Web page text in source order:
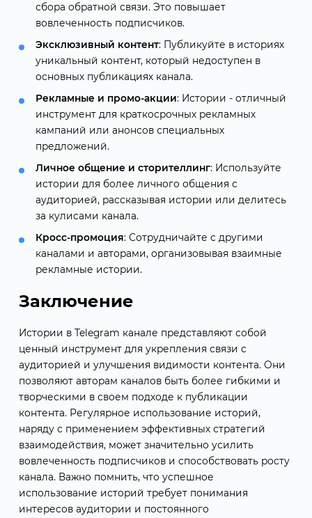
сбора обратной связи. Это повышает
вовлеченность подписчиков.
Эксклюзивный контент: Публикуйте в историях
уникальный контент, который недоступен в
основных публикациях канала.
Рекламные и промо-акции: Истории - отличный
инструмент для краткосрочных рекламных
кампаний или анонсов специальных
предложений.
Личное общение и сторителлинг: Используйте
истории для более личного общения с
аудиторией, рассказывая истории или делитесь
за кулисами канала.
Кросс-промоция: Сотрудничайте с другими
каналами и авторами, организовывая взаимные
рекламные истории.
Заключение
Истории в Telegram канале представляют собой
ценный инструмент для укрепления связи с
аудиторией и улучшения видимости контента. Они
позволяют авторам каналов быть более гибкими и
творческими в своем подходе к публикации
контента. Регулярное использование историй,
наряду с применением эффективных стратегий
взаимодействия, может значительно усилить
вовлеченность подписчиков и способствовать росту
канала. Важно помнить, что успешное
использование историй требует понимания
интересов аудитории и постоянного